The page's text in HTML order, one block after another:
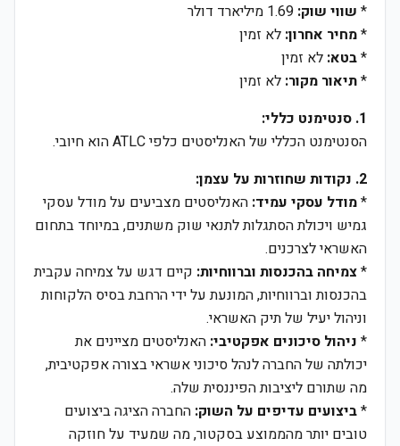
* שווי שוק:
*מחיר אחרון: לא זמין
*בטא: לא זמין
*תיאור מקור: לא זמין
1. סנטימנט כללי:
הסנטימנט הכללי של האנליסטים כלפי ATLC הוא חיובי.
2. נקודות שחוזרות על עצמן:
*מודל עסקי עמיד: האנליסטים מצביעים על מודל עסקי
גמיש ויכולת הסתגלות לתנאי שוק משתנים, במיוחד בתחום
האשראי לצרכנים.
*צמיחה בהכנסות וברווחיות: קיים דגש על צמיחה עקבית
בהכנסות וברווחיות, המונעת על ידי הרחבת בסיס הלקוחות
וניהול יעיל של תיק האשראי.
* ניהול סיכונים אפקטיבי: האנליסטים מציינים את
יכולתה של החברה לנהל סיכוני אשראי בצורה אפקטיבית,
מה שתורם ליציבות הפיננסית שלה.
*ביצועים עדיפים על השוק: החברה הציגה ביצועים
טובים יותר מהממוצע בסקטור, מה שמעיד על חוזקה